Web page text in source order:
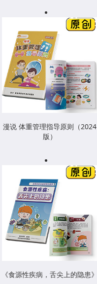
漫说 体重管理指导原则（2024
版）
《食源性疾病，舌尖上的隐患》